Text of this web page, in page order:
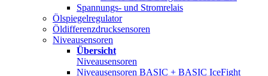
Spannungs- und Stromrelais
Ölspiegelregulator
Öldifferenzdrucksensoren
Niveausensoren
Übersicht
Niveausensoren
Niveausensoren BASIC + BASIC IceFight